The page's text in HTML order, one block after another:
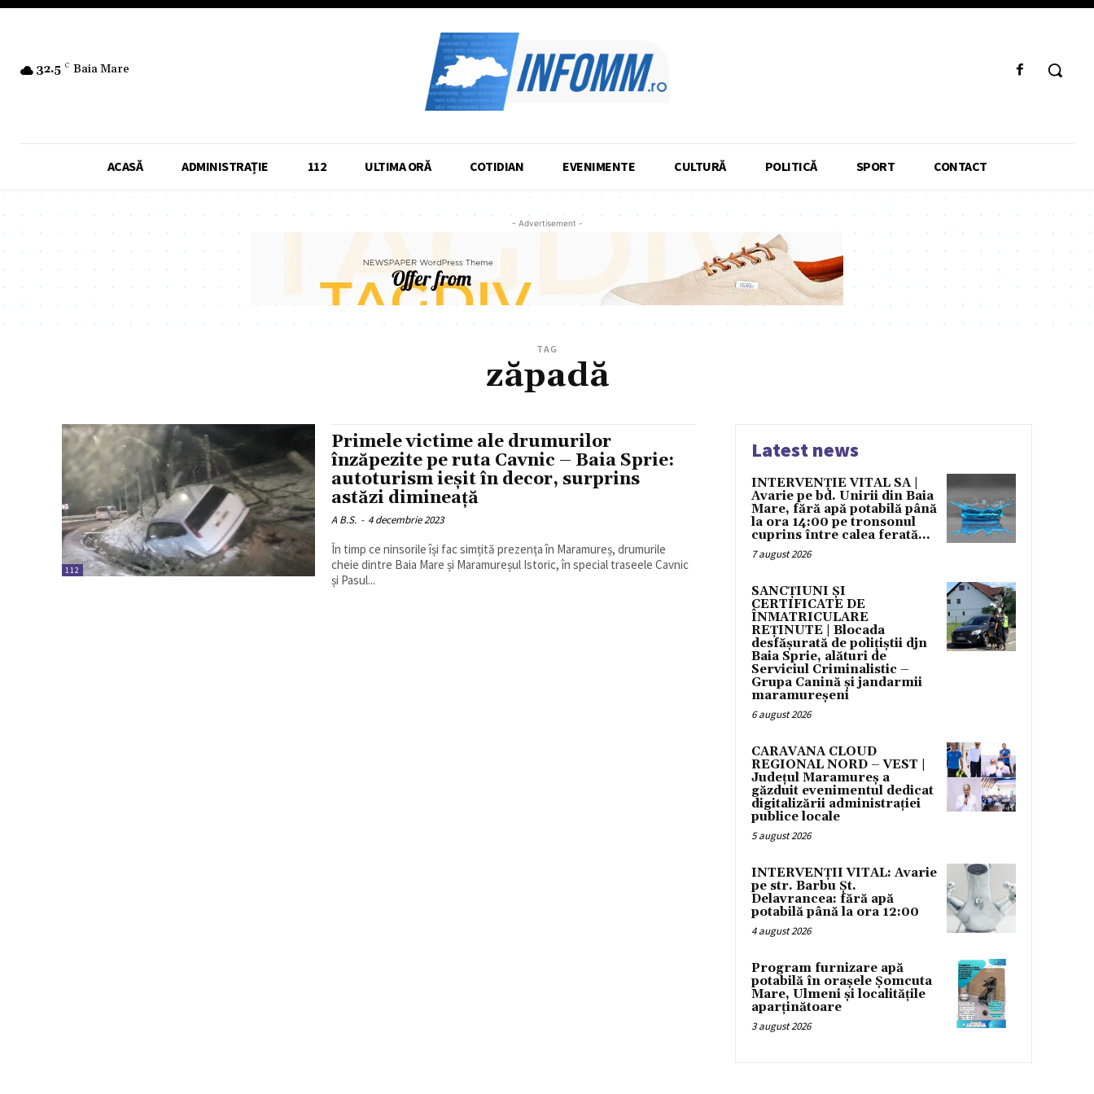
32.5 C Baia Mare
ACASĂ ADMINISTRAȚIE 112 ULTIMA ORĂ COTIDIAN EVENIMENTE CULTURĂ POLITICĂ SPORT CONTACT
- Advertisement -
TAG
zăpadă
112
Primele victime ale drumurilor
înzăpezite pe ruta Cavnic – Baia Sprie:
autoturism ieșit în decor, surprins
astăzi dimineață
A B.S. - 4 decembrie 2023
În timp ce ninsorile își fac simțită prezența în Maramureș, drumurile
cheie dintre Baia Mare și Maramureșul Istoric, în special traseele Cavnic
și Pasul...
Latest news
INTERVENȚIE VITAL SA |
Avarie pe bd. Unirii din Baia
Mare, fără apă potabilă până
la ora 14:00 pe tronsonul
cuprins între calea ferată...
7 august 2026
SANCȚIUNI ȘI
CERTIFICATE DE
ÎNMATRICULARE
REȚINUTE | Blocada
desfășurată de polițiștii djn
Baia Sprie, alături de
Serviciul Criminalistic –
Grupa Canină și jandarmii
maramureșeni
6 august 2026
CARAVANA CLOUD
REGIONAL NORD – VEST |
Județul Maramureș a
găzduit evenimentul dedicat
digitalizării administrației
publice locale
5 august 2026
INTERVENȚII VITAL: Avarie
pe str. Barbu Șt.
Delavrancea: fără apă
potabilă până la ora 12:00
4 august 2026
Program furnizare apă
potabilă în orașele Șomcuta
Mare, Ulmeni și localitățile
aparținătoare
3 august 2026